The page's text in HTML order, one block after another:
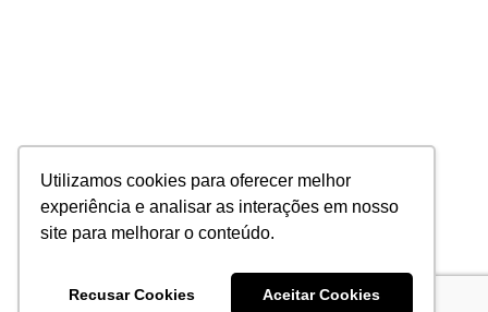
Utilizamos cookies para oferecer melhor
experiência e analisar as interações em nosso
site para melhorar o conteúdo.
Recusar Cookies Aceitar Cookies